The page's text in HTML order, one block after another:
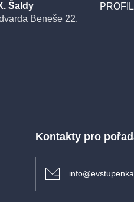
Šaldy
Beneše 22,
Kontakty pro